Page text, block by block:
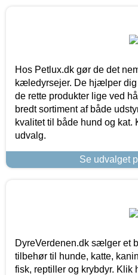
Hos Petlux.dk gør de det
kæledyrsejer. De hjælper
de rette produkter lige ved
bredt sortiment af både
kvalitet til både hund og kat.
udvalg.
Se udvalget
DyreVerdenen.dk sælger et
tilbehør til hunde, katte,
fisk, reptiller og krybdyr. Klik